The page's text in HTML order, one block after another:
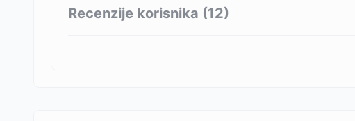
Recenzije korisnika (12)